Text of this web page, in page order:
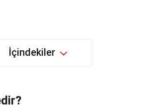
İçindekiler